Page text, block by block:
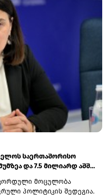
საერთაშორისო
და 7.5 მილიარდ აშშ
მოცულობა
პოლიტიკის შედეგია.